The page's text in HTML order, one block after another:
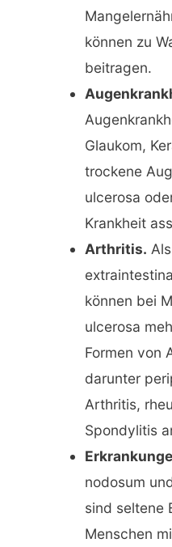
können zu
beitragen.
Glaukom,
trockene
ulcerosa
Krankheit
Arthritis.
können bei
ulcerosa
Formen von
darunter
Arthritis,
Spondylitis
nodosum
sind seltene
Menschen